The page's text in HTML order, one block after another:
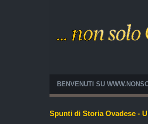
BENVENUTI SU
Spunti di Storia Ovadese -